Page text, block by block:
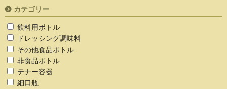
カテゴリー
飲料用ボトル
ドレッシング調味料
その他食品ボトル
非食品ボトル
テナー容器
細口瓶